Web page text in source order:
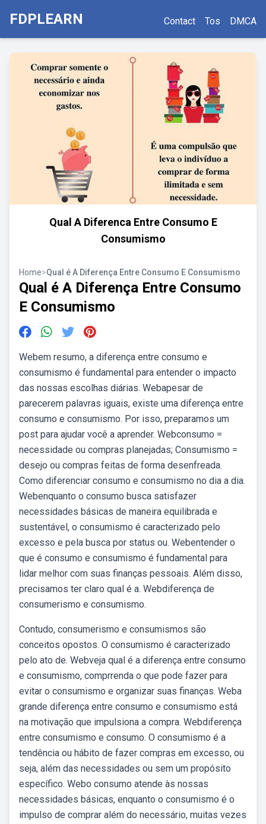
FDPLEARN Contact Tos DMCA
Qual A Diferenca Entre Consumo E
Consumismo
Home>Qual é A Diferença Entre Consumo E Consumismo
Qual é A Diferença Entre Consumo
E Consumismo
Webem resumo, a diferença entre consumo e
consumismo é fundamental para entender o impacto
das nossas escolhas diárias. Webapesar de
parecerem palavras iguais, existe uma diferença entre
consumo e consumismo. Por isso, preparamos um
post para ajudar você a aprender. Webconsumo =
necessidade ou compras planejadas; Consumismo =
desejo ou compras feitas de forma desenfreada.
Como diferenciar consumo e consumismo no dia a dia.
Webenquanto o consumo busca satisfazer
necessidades básicas de maneira equilibrada e
sustentável, o consumismo é caracterizado pelo
excesso e pela busca por status ou. Webentender o
que é consumo e consumismo é fundamental para
lidar melhor com suas finanças pessoais. Além disso,
precisamos ter claro qual é a. Webdiferença de
consumerismo e consumismo.
Contudo, consumerismo e consumismos são
conceitos opostos. O consumismo é caracterizado
pelo ato de. Webveja qual é a diferença entre consumo
e consumismo, comprrenda o que pode fazer para
evitar o consumismo e organizar suas finanças. Weba
grande diferença entre consumo e consumismo está
na motivação que impulsiona a compra. Webdiferença
entre consumismo e consumo. O consumismo é a
tendência ou hábito de fazer compras em excesso, ou
seja, além das necessidades ou sem um propósito
específico. Webo consumo atende às nossas
necessidades básicas, enquanto o consumismo é o
impulso de comprar além do necessário, muitas vezes